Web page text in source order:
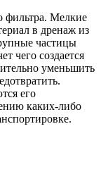
фильтра. Мелкие
в дренаж из
частицы
чего создается
уменьшить
его
каких-либо